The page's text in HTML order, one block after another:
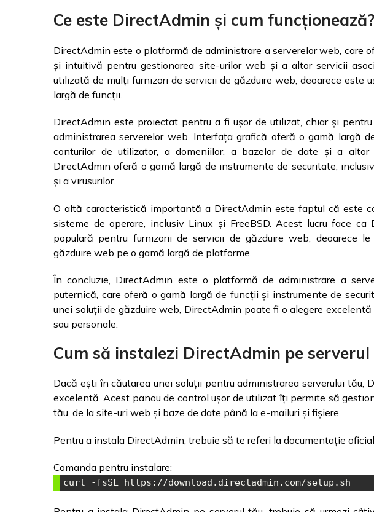
Ce este DirectAdmin și cum funcționează?
DirectAdmin este o platformă de administrare a serverelor web, care
și intuitivă pentru gestionarea site-urilor web și a altor servicii
utilizată de mulți furnizori de servicii de găzduire web, deoarece este
largă de funcții.
DirectAdmin este proiectat pentru a fi ușor de utilizat, chiar și
administrarea serverelor web. Interfața grafică oferă o gamă largă
conturilor de utilizator, a domeniilor, a bazelor de date și a altor
DirectAdmin oferă o gamă largă de instrumente de securitate,
și a virusurilor.
O altă caracteristică importantă a DirectAdmin este faptul că este
sisteme de operare, inclusiv Linux și FreeBSD. Acest lucru face
populară pentru furnizorii de servicii de găzduire web, deoarece
găzduire web pe o gamă largă de platforme.
În concluzie, DirectAdmin este o platformă de administrare a
puternică, care oferă o gamă largă de funcții și instrumente de
unei soluții de găzduire web, DirectAdmin poate fi o alegere
sau personale.
Cum să instalezi DirectAdmin pe serverul
Dacă ești în căutarea unei soluții pentru administrarea serverului tău,
excelentă. Acest panou de control ușor de utilizat îți permite să
tău, de la site-uri web și baze de date până la e-mailuri și fișiere.
Pentru a instala DirectAdmin, trebuie să te referi la documentație
Comanda pentru instalare:
curl -fsSL https://download.directadmin.com/setup.sh